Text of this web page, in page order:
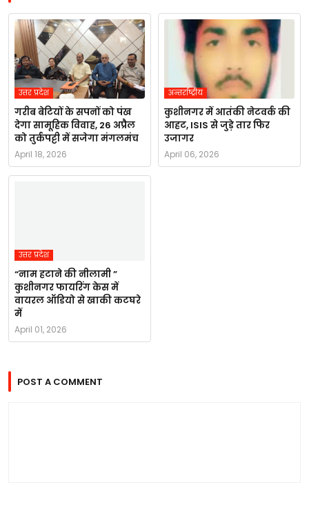
उत्तर प्रदेश
गरीब बेटियों के सपनों को पंख
देगा सामूहिक विवाह, 26 अप्रैल
को तुर्कपट्टी में सजेगा मंगलमंच
April 18, 2026
अन्तर्राष्ट्रीय
कुशीनगर में आतंकी नेटवर्क की
आहट, ISIS से जुड़े तार फिर
उजागर
April 06, 2026
उत्तर प्रदेश
“नाम हटाने की नीलामी ”
कुशीनगर फायरिंग केस में
वायरल ऑडियो से खाकी कटघरे
में
April 01, 2026
POST A COMMENT